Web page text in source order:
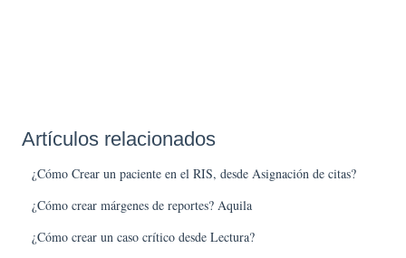
Artículos relacionados
¿Cómo Crear un paciente en el RIS, desde Asignación de citas?
¿Cómo crear márgenes de reportes? Aquila
¿Cómo crear un caso crítico desde Lectura?